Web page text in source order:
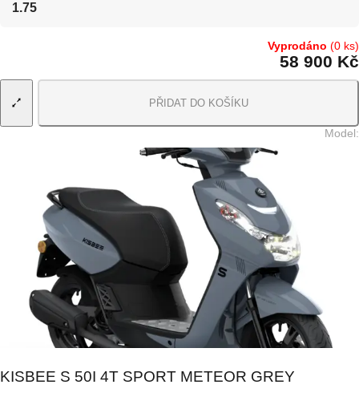
1.75
Vyprodáno (0 ks)
58 900 Kč
PŘIDAT DO KOŠÍKU
Model:
KISBEE S 50I 4T SPORT METEOR GREY